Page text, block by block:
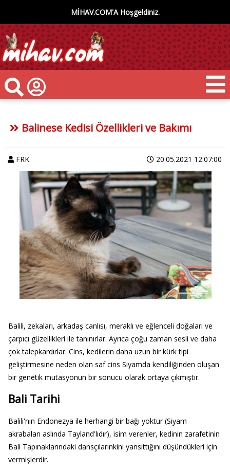
MİHAV.COM'A Hoşgeldiniz.
Balinese Kedisi Özellikleri ve Bakımı
FRK 20.05.2021 12:07:00
Balili, zekaları, arkadaş canlısı, meraklı ve eğlenceli doğaları ve
çarpıcı güzellikleri ile tanınırlar. Ayrıca çoğu zaman sesli ve daha
çok talepkardırlar. Cins, kedilerin daha uzun bir kürk tipi
geliştirmesine neden olan saf cins Siyamda kendiliğinden oluşan
bir genetik mutasyonun bir sonucu olarak ortaya çıkmıştır.
Bali Tarihi
Balili'nin Endonezya ile herhangi bir bağı yoktur (Siyam
akrabaları aslında Tayland'lıdır), isim verenler, kedinin zarafetinin
Bali Tapınaklarındaki dansçılarınkini yansıttığını düşündükleri için
vermişlerdir.